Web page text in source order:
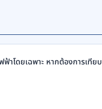
าโดยเฉพาะ หากต้องการเทีย